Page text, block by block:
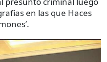
en las que Haces